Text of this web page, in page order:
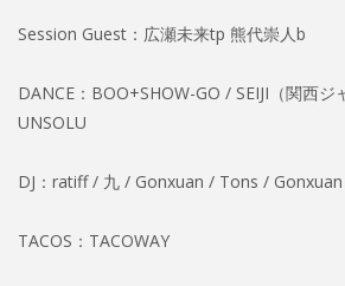
Session Guest：広瀬未来tp 熊代崇人b
DANCE：BOO+SHOW-GO / SEIJI（関西
UNSOLU
DJ：ratiff / 九 / Gonxuan / Tons /
TACOS：TACOWAY